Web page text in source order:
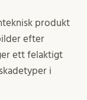
produkt
efter
ett felaktigt
i